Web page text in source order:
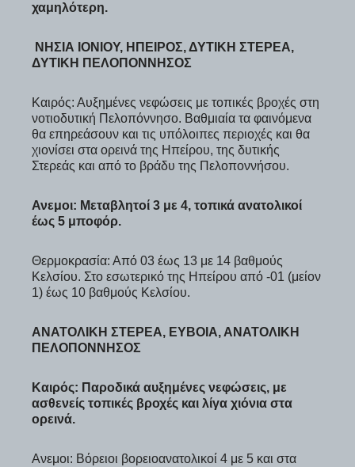
χαμηλότερη.
ΝΗΣΙΑ ΙΟΝΙΟΥ, ΗΠΕΙΡΟΣ, ΔΥΤΙΚΗ ΣΤΕΡΕΑ,
ΔΥΤΙΚΗ ΠΕΛΟΠΟΝΝΗΣΟΣ
Καιρός: Αυξημένες νεφώσεις με τοπικές βροχές στη
νοτιοδυτική Πελοπόννησο. Βαθμιαία τα φαινόμενα
θα επηρεάσουν και τις υπόλοιπες περιοχές και θα
χιονίσει στα ορεινά της Ηπείρου, της δυτικής
Στερεάς και από το βράδυ της Πελοποννήσου.
Ανεμοι: Μεταβλητοί 3 με 4, τοπικά ανατολικοί
έως 5 μποφόρ.
Θερμοκρασία: Από 03 έως 13 με 14 βαθμούς
Κελσίου. Στο εσωτερικό της Ηπείρου από -01 (μείον
1) έως 10 βαθμούς Κελσίου.
ΑΝΑΤΟΛΙΚΗ ΣΤΕΡΕΑ, ΕΥΒΟΙΑ, ΑΝΑΤΟΛΙΚΗ
ΠΕΛΟΠΟΝΝΗΣΟΣ
Καιρός: Παροδικά αυξημένες νεφώσεις, με
ασθενείς τοπικές βροχές και λίγα χιόνια στα
ορεινά.
Ανεμοι: Βόρειοι βορειοανατολικοί 4 με 5 και στα